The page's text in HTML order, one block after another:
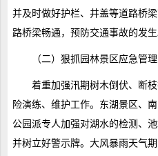
并及时做好护栏、井盖等道路桥
路桥梁畅通，预防交通事故的发生
（二）狠抓园林景区应急管理
着重加强汛期树木倒伏、断
险演练、维护工作。东湖景区、
公园派专人加强对湖水的检测、
并树立好警示牌。大风暴雨天气